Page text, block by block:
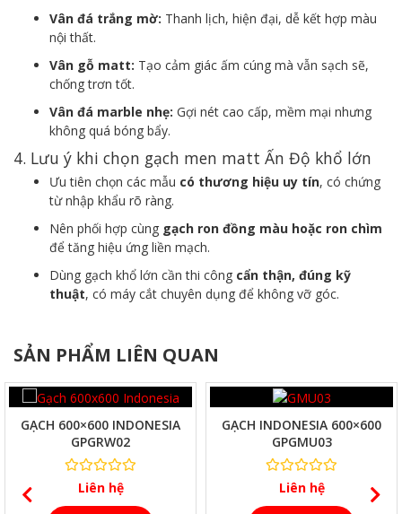
Vân đá trắng mờ: Thanh lịch, hiện đại, dễ kết hợp màu
nội thất.
Vân gỗ matt: Tạo cảm giác ấm cúng mà vẫn sạch sẽ,
chống trơn tốt.
Vân đá marble nhẹ: Gợi nét cao cấp, mềm mại nhưng
không quá bóng bẩy.
4. Lưu ý khi chọn gạch men matt Ấn Độ khổ lớn
Ưu tiên chọn các mẫu có thương hiệu uy tín, có chứng
từ nhập khẩu rõ ràng.
Nên phối hợp cùng gạch ron đồng màu hoặc ron chìm
để tăng hiệu ứng liền mạch.
Dùng gạch khổ lớn cần thi công cẩn thận, đúng kỹ
thuật, có máy cắt chuyên dụng để không vỡ góc.
SẢN PHẨM LIÊN QUAN
GẠCH 600×600 INDONESIA
GPGRW02
Liên hệ
XEM NHANH
GẠCH INDONESIA 600×600
GPGMU03
Liên hệ
XEM NHANH